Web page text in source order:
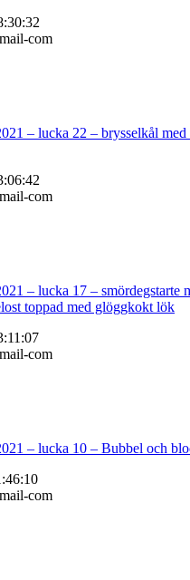
com
– lucka 22 – brysselkål med
com
– lucka 17 – smördegstarte
toppad med glöggkokt lök
com
– lucka 10 – Bubbel och
com